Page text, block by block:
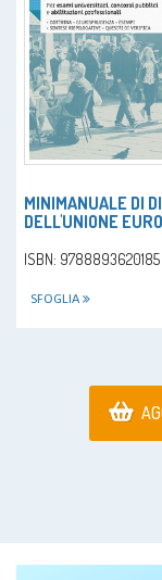
MINIMANUALE DI
DELL'UNIONE
ISBN: 9788893620185
SFOGLIA